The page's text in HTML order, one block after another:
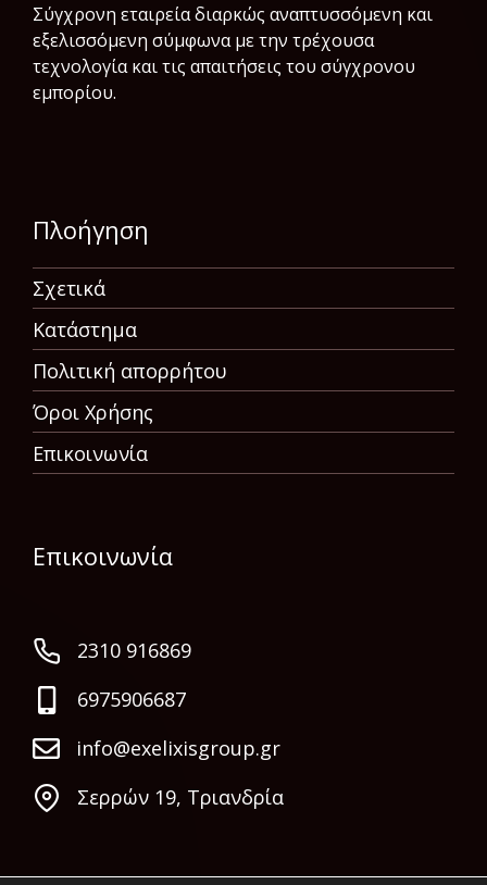
Σύγχρονη εταιρεία διαρκώς αναπτυσσόμενη και
εξελισσόμενη σύμφωνα µε την τρέχουσα
τεχνολογία και τις απαιτήσεις του σύγχρονου
εμπορίου.
Πλοήγηση
Σχετικά
Κατάστημα
Πολιτική απορρήτου
Όροι Χρήσης
Επικοινωνία
Επικοινωνία
2310 916869
6975906687
info@exelixisgroup.gr
Σερρών 19, Τριανδρία